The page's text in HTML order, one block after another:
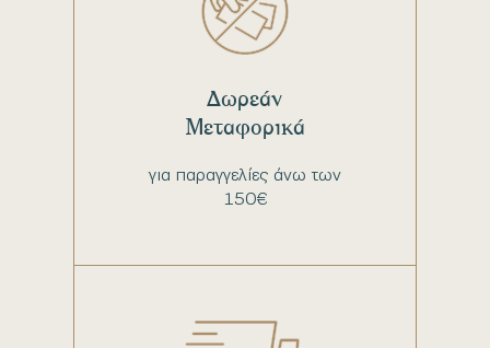
για παραγγελίες άνω των
150€
Δωρεάν
Μεταφορικά